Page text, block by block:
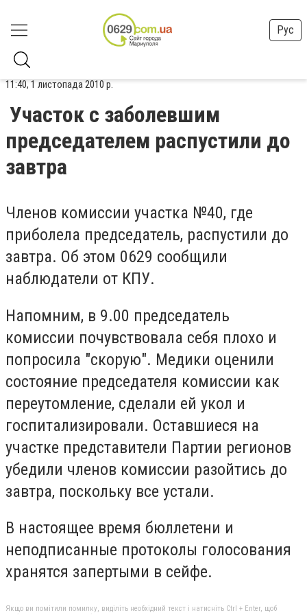
Рус
11:40, 1 листопада 2010 р.
Участок с заболевшим
председателем распустили до
завтра
Членов комиссии участка №40, где
приболела председатель, распустили до
завтра. Об этом 0629 сообщили
наблюдатели от КПУ.
Напомним, в 9.00 председатель
комиссии почувствовала себя плохо и
попросила "скорую". Медики оценили
состояние председателя комиссии как
переутомление, сделали ей укол и
госпитализировали. Оставшиеся на
участке представители Партии регионов
убедили членов комиссии разойтись до
завтра, поскольку все устали.
В настоящее время бюллетени и
неподписанные протоколы голосования
хранятся запертыми в сейфе.
Якщо ви помітили помилку, виділіть необхідний текст і натисніть Ctrl + Enter, щоб